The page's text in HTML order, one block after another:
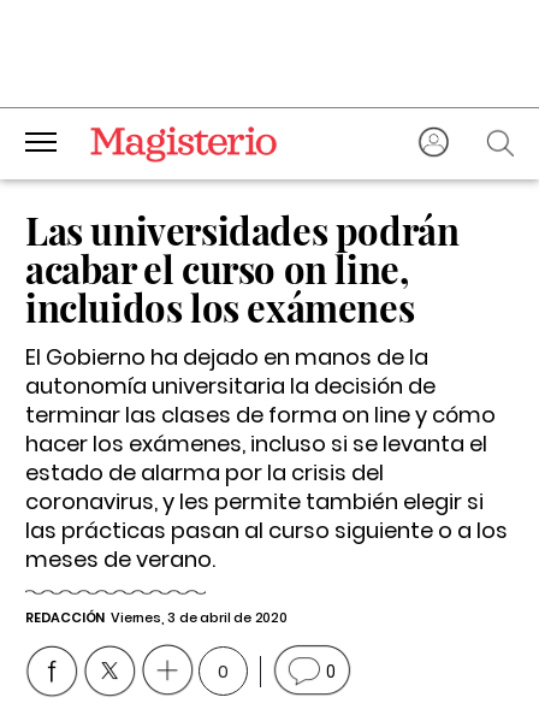
Las universidades podrán
acabar el curso on line,
incluidos los exámenes
El Gobierno ha dejado en manos de la
autonomía universitaria la decisión de
terminar las clases de forma on line y cómo
hacer los exámenes, incluso si se levanta el
estado de alarma por la crisis del
coronavirus, y les permite también elegir si
las prácticas pasan al curso siguiente o a los
meses de verano.
REDACCIÓN Viernes, 3 de abril de 2020
0 0